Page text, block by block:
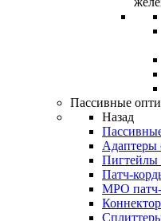
Пассивные
Назад
Адаптеры
Пигтейлы
Патч-
MPO